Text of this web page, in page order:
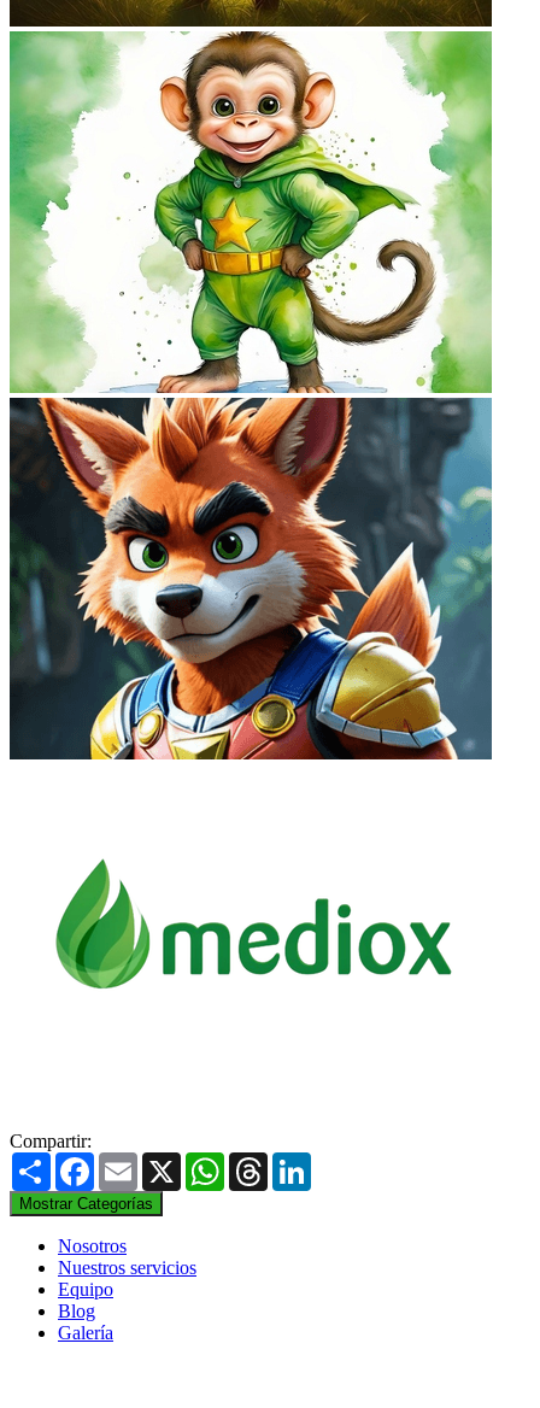
Compartir:
Share Facebook
Email X WhatsAppThreads
Mostrar Categorías
Nosotros
Nuestros servicios
Equipo
Blog
Galería